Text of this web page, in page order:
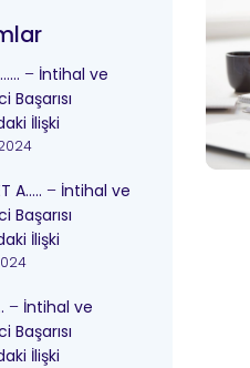
– İntihal ve
Başarısı
İlişki
A….. – İntihal ve
Başarısı
İlişki
– İntihal ve
Başarısı
İlişki